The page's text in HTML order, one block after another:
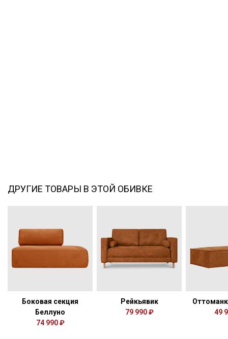
ДРУГИЕ ТОВАРЫ В ЭТОЙ ОБИВКЕ
Боковая секция
Беллуно
74 990 ₽
Рейкьявик
79 990 ₽
49